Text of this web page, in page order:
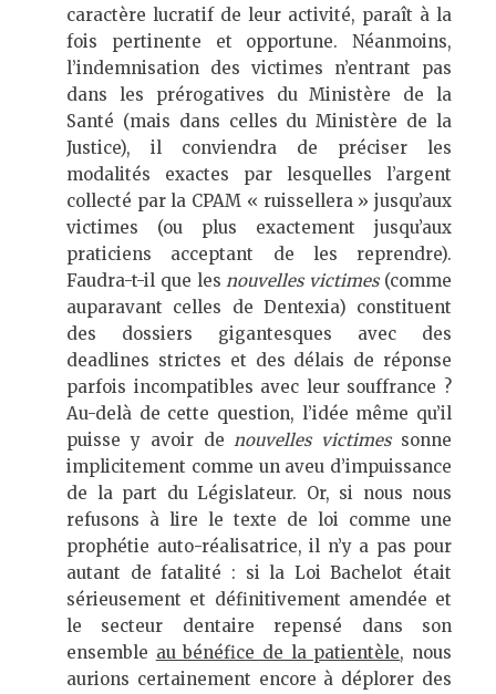
caractère lucratif de leur activité, paraît à la
fois pertinente et opportune. Néanmoins,
l’indemnisation des victimes n’entrant pas
dans les prérogatives du Ministère de la
Santé (mais dans celles du Ministère de la
Justice), il conviendra de préciser les
modalités exactes par lesquelles l’argent
collecté par la CPAM « ruissellera » jusqu’aux
victimes (ou plus exactement jusqu’aux
praticiens acceptant de les reprendre).
Faudra-t-il que lesnouvelles victimes(comme
auparavant celles de Dentexia) constituent
des dossiers gigantesques avec des
deadlines strictes et des délais de réponse
parfois incompatibles avec leur souffrance ?
Au-delà de cette question, l’idée même qu’il
puisse y avoir denouvelles victimessonne
implicitement comme un aveu d’impuissance
de la part du Législateur. Or, si nous nous
refusons à lire le texte de loi comme une
prophétie auto-réalisatrice, il n’y a pas pour
autant de fatalité : si la Loi Bachelot était
sérieusement et définitivement amendée et
le secteur dentaire repensé dans son
ensemble au bénéfice de la patientèle, nous
aurions certainement encore à déplorer des